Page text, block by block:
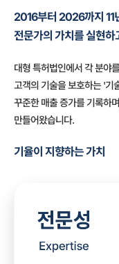
2016부터 2026까지 11
전문가의 가치를 실현하
대형 특허법인에서 각 분야
고객의 기술을 보호하는 '기
꾸준한 매출 증가를 기록하
만들어왔습니다.
기율이 지향하는 가치